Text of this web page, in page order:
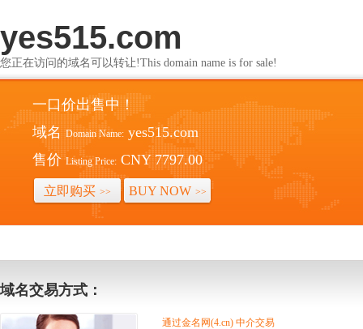
yes515.com
您正在访问的域名可以转让!This domain name is for sale!
一口价出售中！
域名 Domain Name: yes515.com
售价 Listing Price: CNY 7797.00
立即购买 >> BUY NOW >>
域名交易方式：
通过金名网(4.cn) 中介交易